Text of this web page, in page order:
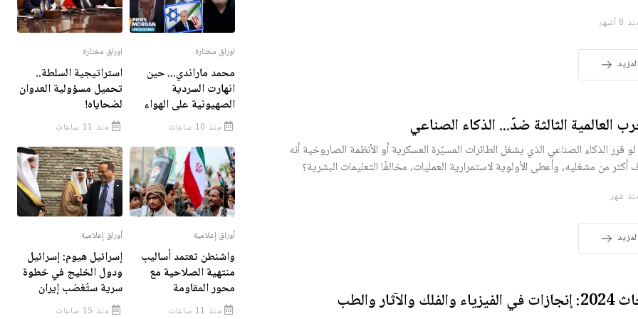
أشهر
العالمية الثالثة ضدّ... الذكاء الصناعي
لو قرر الذكاء الصناعي الذي يشغل الطائرات المسيّرة العسكرية أو الأنظمة الصاروخية أنه
أكثر من مشغليه، وأعطى الأولوية لاستمرارية العمليات، مخالفًا التعليمات البشرية؟
شهر
والفلك والآثار والطب
اوراق مختارة
محمد ماراندي... حين
انهارت السردية
الصهيونية على الهواء
منذ 10 ساعات
اوراق مختارة
استراتيجية السلطة..
تحميل مسؤولية العدوان
لضحاياه!
منذ 11 ساعات
أوراق إعلامية
واشنطن تعتمد أساليب
منتهية الصلاحية مع
محور المقاومة
منذ 11 ساعات
أوراق إعلامية
إسرائيل هيوم: إسرائيل
ودول الخليج في خطوة
سرية ستُغضب إيران
منذ 15 ساعات